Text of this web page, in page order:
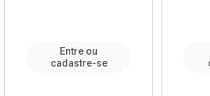
Entre ou
cadastre-se